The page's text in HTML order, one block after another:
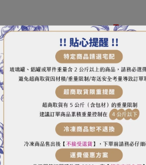
屜式敲渣盒｜PLA360M
加入購物車